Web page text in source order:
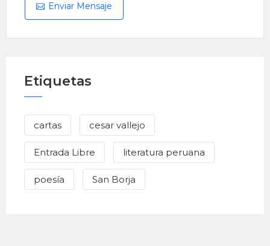
Enviar Mensaje
Etiquetas
cartas cesar vallejo
Entrada Libre literatura peruana
poesía San Borja